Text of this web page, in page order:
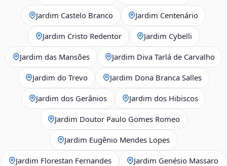
Jardim Castelo Branco Jardim Centenário
Jardim Cristo Redentor Jardim Cybelli
Jardim das Mansões Jardim Diva Tarlá de Carvalho
Jardim do Trevo Jardim Dona Branca Salles
Jardim dos Gerânios Jardim dos Hibiscos
Jardim Doutor Paulo Gomes Romeo
Jardim Eugênio Mendes Lopes
Jardim Florestan Fernandes Jardim Genésio Massaro